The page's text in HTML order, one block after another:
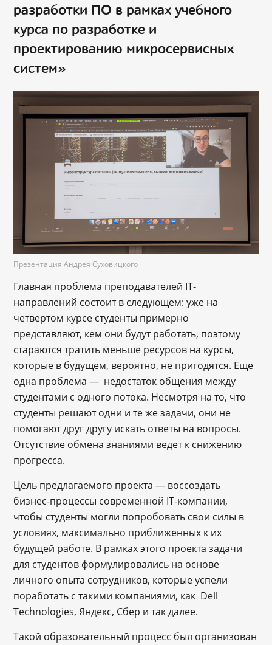
разработки ПО в рамках учебного
курса по разработке и
проектированию микросервисных
систем»
Презентация Андрея Суховицкого
Главная проблема преподавателей IT-
направлений состоит в следующем: уже на
четвертом курсе студенты примерно
представляют, кем они будут работать, поэтому
стараются тратить меньше ресурсов на курсы,
которые в будущем, вероятно, не пригодятся. Еще
одна проблема — недостаток общения между
студентами с одного потока. Несмотря на то, что
студенты решают одни и те же задачи, они не
помогают друг другу искать ответы на вопросы.
Отсутствие обмена знаниями ведет к снижению
прогресса.
Цель предлагаемого проекта — воссоздать
бизнес-процессы современной IT-компании,
чтобы студенты могли попробовать свои силы в
условиях, максимально приближенных к их
будущей работе. В рамках этого проекта задачи
для студентов формулировались на основе
личного опыта сотрудников, которые успели
поработать с такими компаниями, как Dell
Technologies, Яндекс, Сбер и так далее.
Такой образовательный процесс был организован